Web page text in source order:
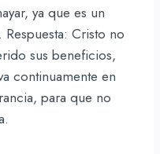
ya que es un
Cristo no
sus beneficios,
continuamente en
para que no